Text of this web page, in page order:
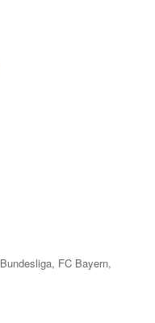
Schlagwörter
Bundesliga, FC Bayern,